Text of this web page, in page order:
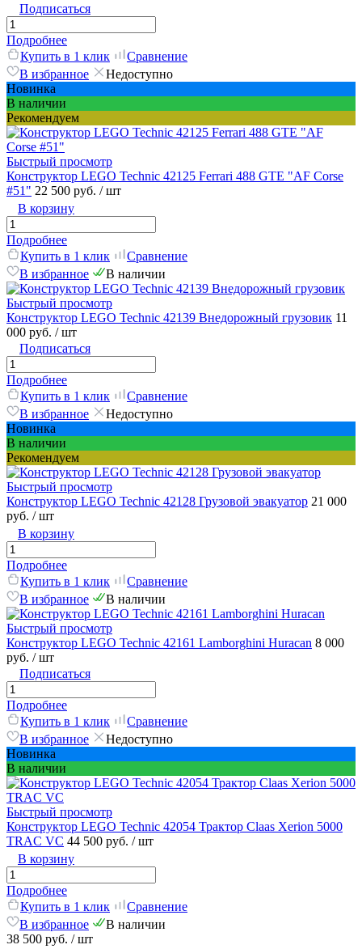
Подписаться
Подробнее
Купить в 1 клик
Сравнение
В избранное
Недоступно
Новинка
В наличии
Рекомендуем
Быстрый просмотр
Конструктор LEGO Technic 42125 Ferrari 488 GTE "AF Corse
#51" 22 500 руб. / шт
В корзину
Подробнее
Купить в 1 клик
Сравнение
В избранное
В наличии
Быстрый просмотр
Конструктор LEGO Technic 42139 Внедорожный грузовик 11
000 руб. / шт
Подписаться
Подробнее
Купить в 1 клик
Сравнение
В избранное
Недоступно
Новинка
В наличии
Рекомендуем
Быстрый просмотр
Конструктор LEGO Technic 42128 Грузовой эвакуатор 21 000
руб. / шт
В корзину
Подробнее
Купить в 1 клик
Сравнение
В избранное
В наличии
Быстрый просмотр
Конструктор LEGO Technic 42161 Lamborghini Huracan 8 000
руб. / шт
Подписаться
Подробнее
Купить в 1 клик
Сравнение
В избранное
Недоступно
Новинка
В наличии
Быстрый просмотр
Конструктор LEGO Technic 42054 Трактор Claas Xerion 5000
TRAC VC 44 500 руб. / шт
В корзину
Подробнее
Купить в 1 клик
Сравнение
В избранное
В наличии
38 500 руб. / шт